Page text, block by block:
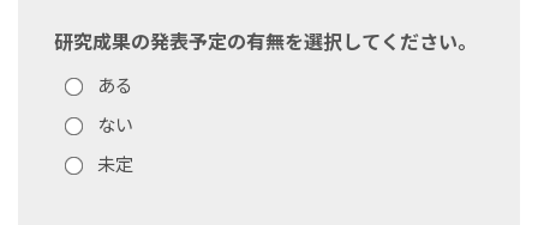
研究成果の発表予定の有無を選択してください。
ある
ない
未定